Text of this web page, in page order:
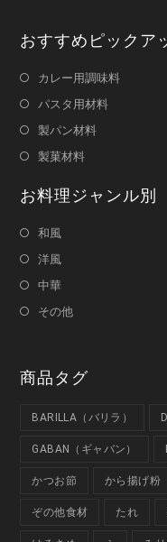
おすすめピックア
カレー用調味料
パスタ用材料
製パン材料
製菓材料
お料理ジャンル別
和風
洋風
中華
その他
商品タグ
BARILLA（バリラ）
GABAN（ギャバン）
かつお節 から揚げ粉
ぞの他食材 たれ